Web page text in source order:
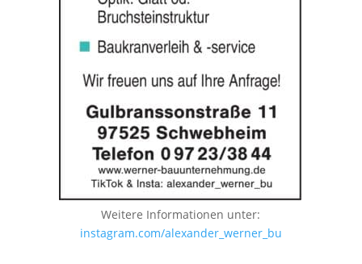
Weitere Informationen unter:
instagram.com/alexander_werner_bu